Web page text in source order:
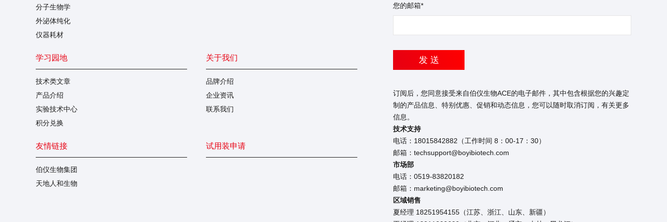
分子生物学
外泌体纯化
仪器耗材
学习园地
技术类文章
产品介绍
实验技术中心
积分兑换
关于我们
品牌介绍
企业资讯
联系我们
友情链接
伯仪生物集团
天地人和生物
试用装申请
您的邮箱*
发 送
订阅后，您同意接受来自伯仪生物ACE的电子邮件，其中包含根据您的兴趣定
制的产品信息、特别优惠、促销和动态信息，您可以随时取消订阅，有关更多
信息。
技术支持
电话：18015842882（工作时间 8：00-17：30）
邮箱：techsupport@boyibiotech.com
市场部
电话：0519-83820182
邮箱：marketing@boyibiotech.com
区域销售
夏经理 18251954155（江苏、浙江、山东、新疆）